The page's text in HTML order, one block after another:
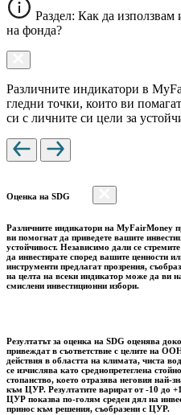
Раздел: Как да използвам
на фонда?
Различните индикатори в
гледни точки, които ви
си с личните си цели за
Оценка на SDG
Различните индикатори на MyFairMoney
ви помогнат да приведете вашите
устойчивост. Независимо дали се
да инвестирате според вашите ценности
инструменти предлагат прозрения,
на целта на всеки индикатор може да ви
смислени инвестиционни избори.
Резултатът за оценка на SDG оценява
привеждат в съответствие с целите на
действия в областта на климата, чиста
се изчислява като среднопретеглена
стопанство, което отразява неговия най-
към ЦУР. Резултатите варират от -10 до
ЦУР показва по-голям среден дял на
принос към решения, съобразени с ЦУР.